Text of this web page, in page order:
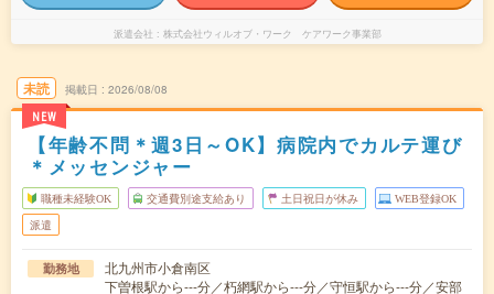
派遣会社 株式会社ウィルオブ・ワーク ケアワーク事業部
未読
NEW
掲載日 2026/08/08
【年齢不問＊週3日～OK】病院内でカルテ運び
＊メッセンジャー
職種未経験OK 交通費別途支給あり 土日祝日が休み WEB登録OK
派遣
勤務地
北九州市小倉南区
下曽根駅から---分／朽網駅から---分／守恒駅から---分／安部